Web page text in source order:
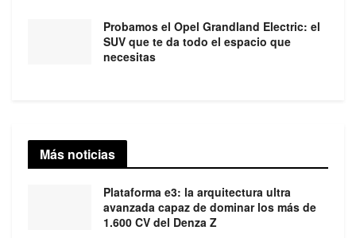
Probamos el Opel Grandland Electric: el
SUV que te da todo el espacio que
necesitas
Más noticias
Plataforma e3: la arquitectura ultra
avanzada capaz de dominar los más de
1.600 CV del Denza Z